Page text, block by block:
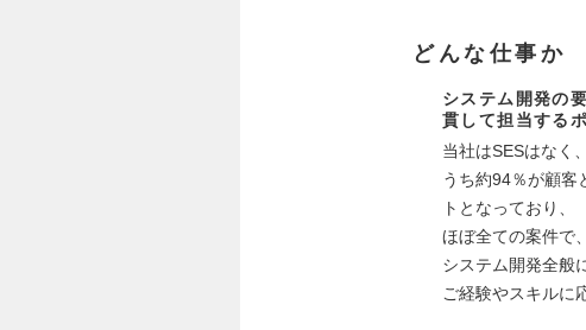
どんな仕事か
システム開発の
貫して担当する
当社はSESはなく
うち約94％が顧客
トとなっており、
ほぼ全ての案件で
システム開発全般
ご経験やスキルに